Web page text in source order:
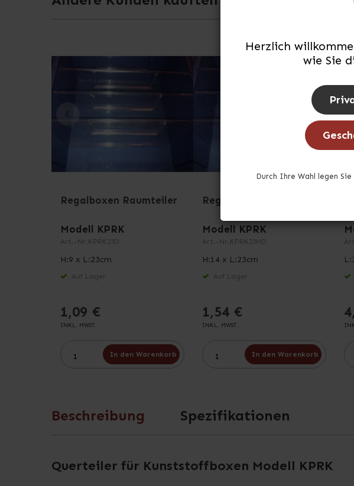
Herzlich
wie Sie
Durch Ihre Wahl legen
Regalboxen Raumteiler
Modell KPRK
Art.-Nr. KPRK23D
H:9 x L:23cm
Auf Lager
1,09 €
INKL. MWST.
In den Warenkorb
Regalboxen Raumteiler
Modell KPRK
Art.-Nr. KPRK23HD
H:14 x L:23cm
Auf Lager
1,54 €
INKL. MWST.
In den Warenkorb
Beschreibung
Querteiler für Kunststoffboxen Modell KPRK
Spezifikationen